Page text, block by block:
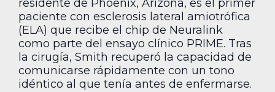
residente de Phoenix, Arizona, es el primer
paciente con esclerosis lateral amiotrófica
(ELA) que recibe el chip de Neuralink
como parte del ensayo clínico PRIME. Tras
la cirugía, Smith recuperó la capacidad de
comunicarse rápidamente con un tono
idéntico al que tenía antes de enfermarse.